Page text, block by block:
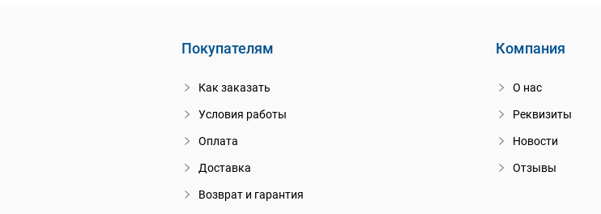
Покупателям
Как заказать
Условия работы
Оплата
Доставка
Возврат и гарантия
Компания
О нас
Реквизиты
Новости
Отзывы